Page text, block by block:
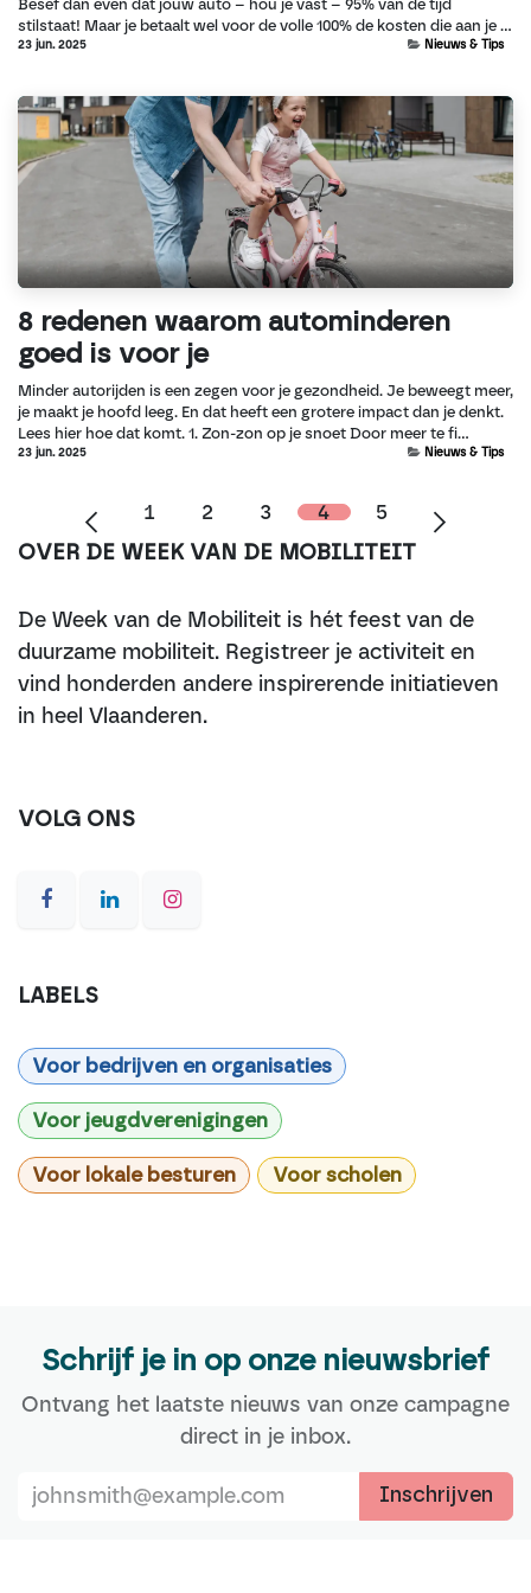
Besef dan even dat jouw auto – hou je vast – 95% van de tijd
stilstaat! Maar je betaalt wel voor de volle 100% de kosten die aan je ...
23 jun. 2025 Nieuws & Tips
8 redenen waarom autominderen
goed is voor je
Minder autorijden is een zegen voor je gezondheid. Je beweegt meer,
je maakt je hoofd leeg. En dat heeft een grotere impact dan je denkt.
Lees hier hoe dat komt. 1. Zon-zon op je snoet Door meer te fi...
23 jun. 2025 Nieuws & Tips
1 2 3 4 5
OVER DE WEEK VAN DE MOBILITEIT
De Week van de Mobiliteit is hét feest van de
duurzame mobiliteit. Registreer je activiteit en
vind honderden andere inspirerende initiatieven
in heel Vlaanderen.
VOLG ONS
LABELS
Voor bedrijven en organisaties
Voor jeugdverenigingen
Voor lokale besturen Voor scholen
Schrijf je in op onze nieuwsbrief
Ontvang het laatste nieuws van onze campagne
direct in je inbox.
Inschrijven